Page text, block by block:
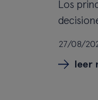
Los
27/08/
leer